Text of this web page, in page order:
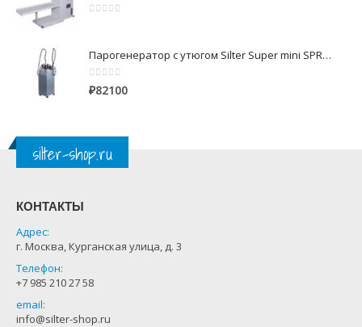
Парогенератор с утюгом Silter Super mini SPR/MN 2110 CR 10 литров с 2-мя утюгами
0из 5
₽82100
silter-shop.ru
КОНТАКТЫ
Адрес:
г. Москва, Курганская улица, д. 3
Телефон:
+7 985 210 27 58
email:
info@silter-shop.ru